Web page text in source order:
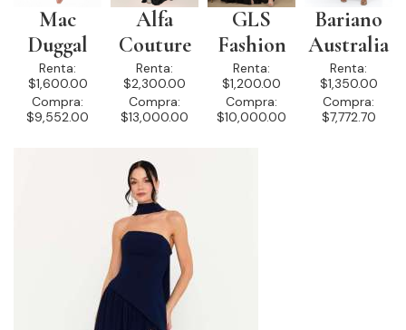
Mac
Duggal
Renta:
$1,600.00
Compra:
$9,552.00
Alfa
Couture
Renta:
$2,300.00
Compra:
$13,000.00
GLS
Fashion
Renta:
$1,200.00
Compra:
$10,000.00
Bariano
Australia
Renta:
$1,350.00
Compra:
$7,772.70